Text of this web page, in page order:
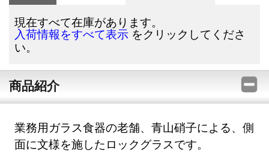
現在すべて在庫があります。
入荷情報をすべて表示 をクリックしてくださ
い。
商品紹介
業務用ガラス食器の老舗、青山硝子による、側
面に文様を施したロックグラスです。